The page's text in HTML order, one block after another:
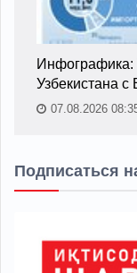
Инфографика:
Узбекистана
07.08.2026
Подписаться